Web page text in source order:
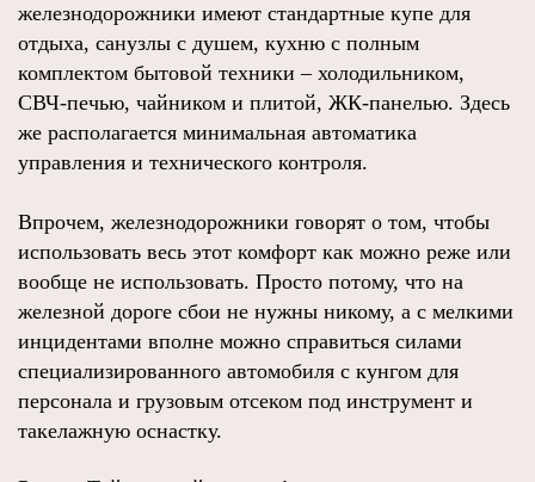
железнодорожники имеют стандартные купе для
отдыха, санузлы с душем, кухню с полным
комплектом бытовой техники – холодильником,
СВЧ-печью, чайником и плитой, ЖК-панелью. Здесь
же располагается минимальная автоматика
управления и технического контроля.
Впрочем, железнодорожники говорят о том, чтобы
использовать весь этот комфорт как можно реже или
вообще не использовать. Просто потому, что на
железной дороге сбои не нужны никому, а с мелкими
инцидентами вполне можно справиться силами
специализированного автомобиля с кунгом для
персонала и грузовым отсеком под инструмент и
такелажную оснастку.